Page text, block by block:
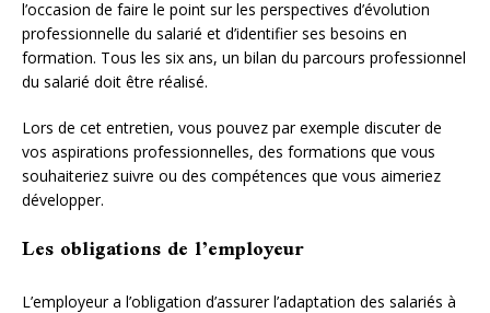
l’occasion de faire le point sur les perspectives d’évolution
professionnelle du salarié et d’identifier ses besoins en
formation. Tous les six ans, un bilan du parcours professionnel
du salarié doit être réalisé.
Lors de cet entretien, vous pouvez par exemple discuter de
vos aspirations professionnelles, des formations que vous
souhaiteriez suivre ou des compétences que vous aimeriez
développer.
Les obligations de l’employeur
L’employeur a l’obligation d’assurer l’adaptation des salariés à